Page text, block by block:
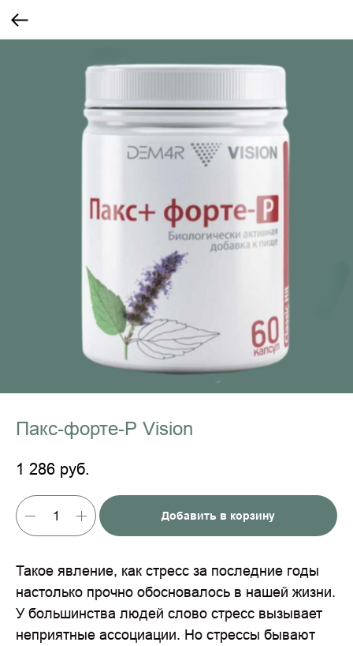
Пакс-форте-Р Vision
1 286 руб.
Добавить в корзину
Такое явление, как стресс за последние годы
настолько прочно обосновалось в нашей жизни.
У большинства людей слово стресс вызывает
неприятные ассоциации. Но стрессы бывают